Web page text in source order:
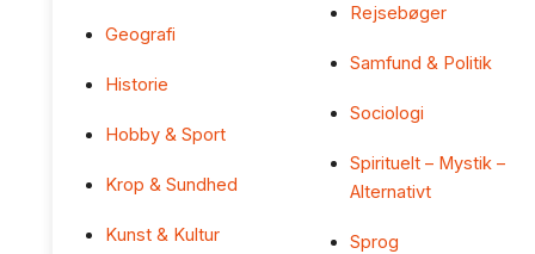
Geografi
Historie
Hobby & Sport
Krop & Sundhed
Kunst & Kultur
Rejsebøger
Samfund & Politik
Sociologi
Spirituelt – Mystik –
Alternativt
Sprog